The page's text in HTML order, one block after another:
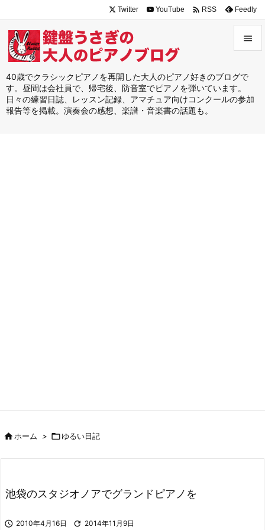
40歳でクラシックピアノを再開した大人のピアノ好きのブログで
す。昼間は会社員で、帰宅後、防音室でピアノを弾いています。
日々の練習日誌、レッスン記録、アマチュア向けコンクールの参加
報告等を掲載。演奏会の感想、楽譜・音楽書の話題も。

メニュ

サイド
Twitter YouTube  RSS Feedly
ホーム > ゆるい日記
池袋のスタジオノアでグランドピアノを
 2010年4月16日  2014年11月9日